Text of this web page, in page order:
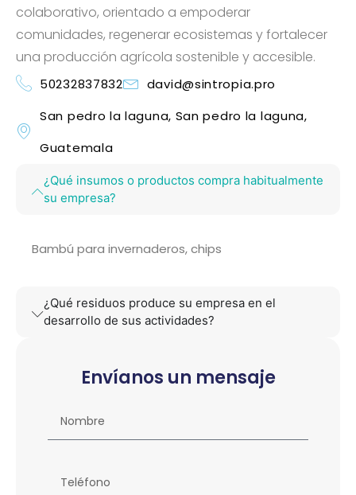
colaborativo, orientado a empoderar
comunidades, regenerar ecosistemas y fortalecer
una producción agrícola sostenible y accesible.
50232837832
david@sintropia.pro
San pedro la laguna, San pedro la laguna,
Guatemala
¿Qué insumos o productos compra habitualmente
su empresa?
Bambú para invernaderos, chips
¿Qué residuos produce su empresa en el
desarrollo de sus actividades?
Envíanos un mensaje